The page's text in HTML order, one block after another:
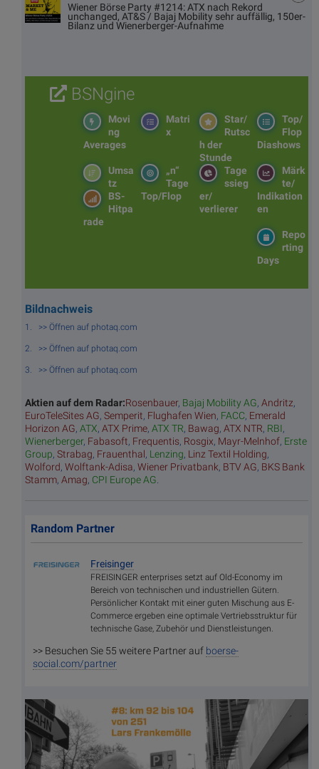
Wiener Börse Party #1214: ATX nach Rekord
unchanged, AT&S / Bajaj Mobility sehr auffällig, 150er-
Bilanz und Wienerberger-Aufnahme
BSNgine
Top/
Flop
Diashows
Star/
Rutsc
h der
Stunde
Matri
x
Movi
ng
Averages
Märk
te/
Indikation
en
Tage
ssieg
er/
verlierer
„n“
Tage
Top/Flop
Umsa
tz
BS-
Hitpa
rade
Repo
rting
Days
Bildnachweis
1. >> Öffnen auf photaq.com
2. >> Öffnen auf photaq.com
3. >> Öffnen auf photaq.com
Aktien auf dem Radar:Rosenbauer, Bajaj Mobility AG, Andritz,
EuroTeleSites AG, Semperit, Flughafen Wien, FACC, Emerald
Horizon AG, ATX, ATX Prime, ATX TR, Bawag, ATX NTR, RBI,
Wienerberger, Fabasoft, Frequentis, Rosgix, Mayr-Melnhof, Erste
Group, Strabag, Frauenthal, Lenzing, Linz Textil Holding,
Wolford, Wolftank-Adisa, Wiener Privatbank, BTV AG, BKS Bank
Stamm, Amag, CPI Europe AG
Random Partner
Freisinger
FREISINGER enterprises setzt auf Old-Economy im
Bereich von technischen und industriellen Gütern.
Persönlicher Kontakt mit einer guten Mischung aus E-
Commerce ergeben eine optimale Vertriebsstruktur für
technische Gase, Zubehör und Dienstleistungen.
>> Besuchen Sie 55 weitere Partner auf boerse-
social.com/partner